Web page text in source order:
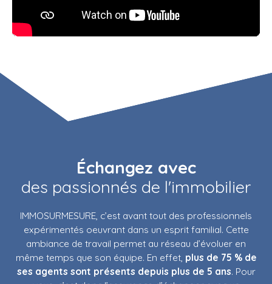
Échangez avec
des passionnés de l'immobilier
IMMOSURMESURE, c’est avant tout des professionnels
expérimentés oeuvrant dans un esprit familial. Cette
ambiance de travail permet au réseau d’évoluer en
même temps que son équipe. En effet, plus de 75 % de
ses agents sont présents depuis plus de 5 ans. Pour